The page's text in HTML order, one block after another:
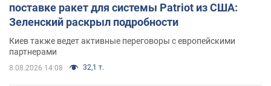
поставке ракет для системы Patriot из США:
Зеленский раскрыл подробности
Киев также ведет активные переговоры с европейскими
партнерами
8.08.2026 14:08 32,1 т.